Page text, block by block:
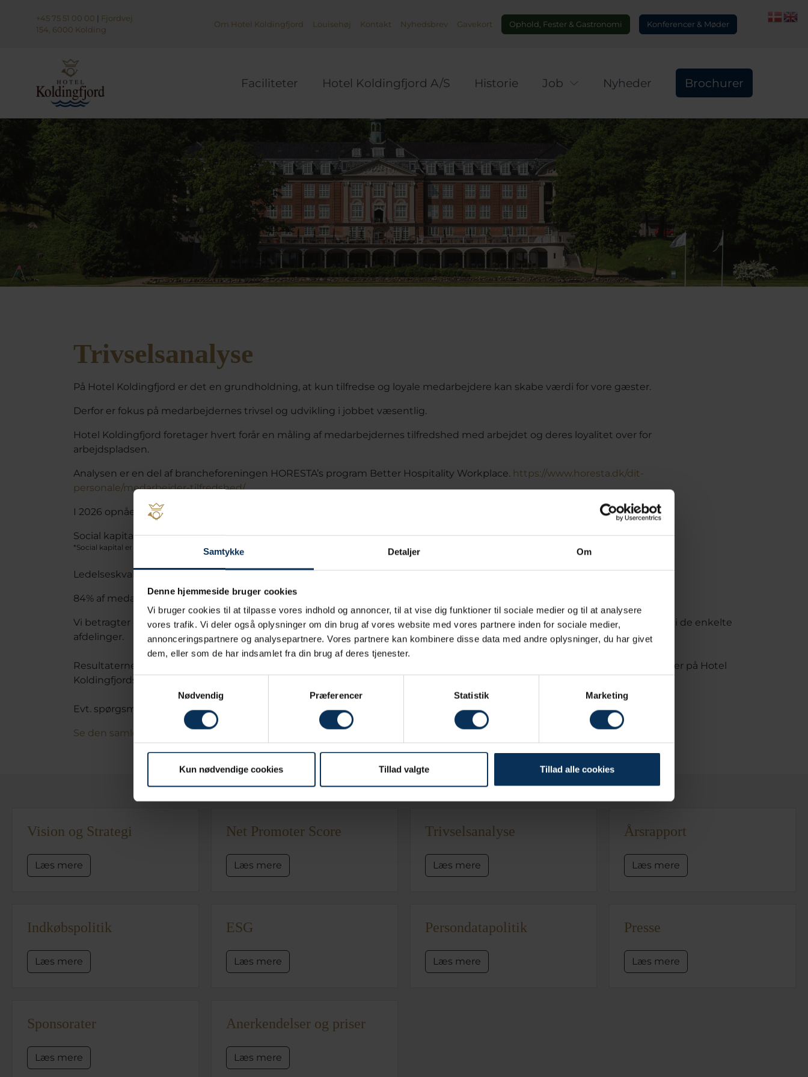
Samtykke Detaljer Om
Denne hjemmeside bruger cookies
Vi bruger cookies til at tilpasse vores indhold og annoncer, til at vise dig funktioner til sociale medier og til at analysere
vores trafik. Vi deler også oplysninger om din brug af vores website med vores partnere inden for sociale medier,
annonceringspartnere og analysepartnere. Vores partnere kan kombinere disse data med andre oplysninger, du har givet
dem, eller som de har indsamlet fra din brug af deres tjenester.
Samtykkevalg
Nødvendig
Præferencer Statistik Marketing
Kun nødvendige cookies Tillad valgte Tillad alle cookies
+45 75 51 00 00
Fjordvej
154, 6000 Kolding
Om Hotel Koldingfjord Louisehøj Kontakt Nyhedsbrev Gavekort Ophold, Fester & Gastronomi Konferencer & Møder
Faciliteter Hotel Koldingfjord A/S Historie Job Nyheder Brochurer
Trivselsanalyse
På Hotel Koldingfjord er det en grundholdning, at kun tilfredse og loyale medarbejdere kan skabe værdi for vore gæster.
Derfor er fokus på medarbejdernes trivsel og udvikling i jobbet væsentlig.
Hotel Koldingfjord foretager hvert forår en måling af medarbejdernes tilfredshed med arbejdet og deres loyalitet over for
arbejdspladsen.
Analysen er en del af brancheforeningen HORESTA’s program Better Hospitality Workplace. https://www.horesta.dk/dit-
personale/medarbejder-tilfredshed/
I 2026 opnåede vi følgende resultater målt på en skala fra 0 til 100:
Social kapital for alle hotellets afdelinger 86,0generelle arbejdsmarked: 69,0
*Social kapital er baseret på tillid og retfærdighed
Ledelseskvalitet for alle hotellets afdelinger 83,2
84% af medarbejderne svarede på spørgeskemaet.
Vi betragter de opnåede resultater som meget tilfredsstillende. Dog er der punkter, som er kritiske, og det arbejdes der med i de enkelte
afdelinger.
Resultaterne af analysen udgives afdelingsvis, hvor der er mere end 5 respondenter, og det samlede resultat offentliggøres her på Hotel
Koldingfjords hjemmeside. Resultaterne bearbejdes efterfølgende samlet og afdelingsvis.
Evt. spørgsmål til analysen og dens resultater kan rettes til adm. direktør Peder J. Madsen.
Se den samlede trivselsanalyse
Vision og Strategi
Læs mere
Net Promoter Score
Læs mere
Trivselsanalyse
Læs mere
Årsrapport
Læs mere
Indkøbspolitik
Læs mere
ESG
Læs mere
Persondatapolitik
Læs mere
Presse
Læs mere
Sponsorater
Læs mere
Anerkendelser og priser
Læs mere